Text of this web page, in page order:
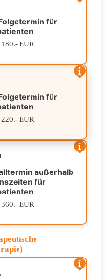
für
EUR
für
EUR
außerhalb
für
EUR